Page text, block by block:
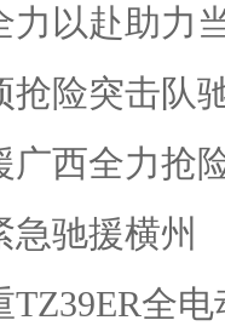
力以赴助力
抢险突击队
广西全力抢
驰援横州
TZ39ER全